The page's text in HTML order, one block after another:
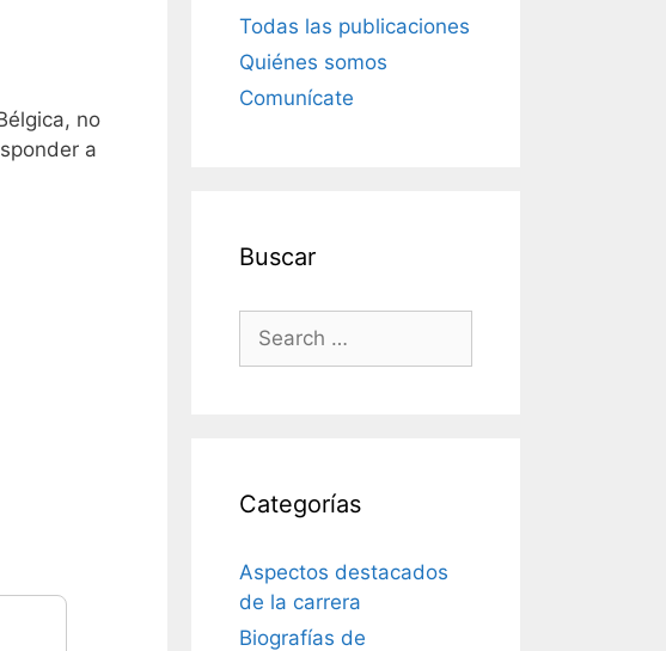
no
a
Todas las publicaciones
Quiénes somos
Comunícate
Buscar
Search
for:
Categorías
Aspectos destacados
de la carrera
Biografías de